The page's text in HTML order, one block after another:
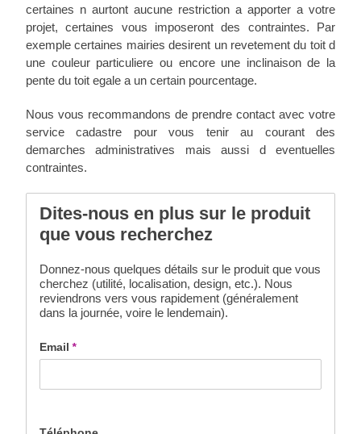
certaines n aurtont aucune restriction a apporter a votre
projet, certaines vous imposeront des contraintes. Par
exemple certaines mairies desirent un revetement du toit d
une couleur particuliere ou encore une inclinaison de la
pente du toit egale a un certain pourcentage.
Nous vous recommandons de prendre contact avec votre
service cadastre pour vous tenir au courant des
demarches administratives mais aussi d eventuelles
contraintes.
Dites-nous en plus sur le produit
que vous recherchez
Donnez-nous quelques détails sur le produit que vous
cherchez (utilité, localisation, design, etc.). Nous
reviendrons vers vous rapidement (généralement
dans la journée, voire le lendemain).
Email *